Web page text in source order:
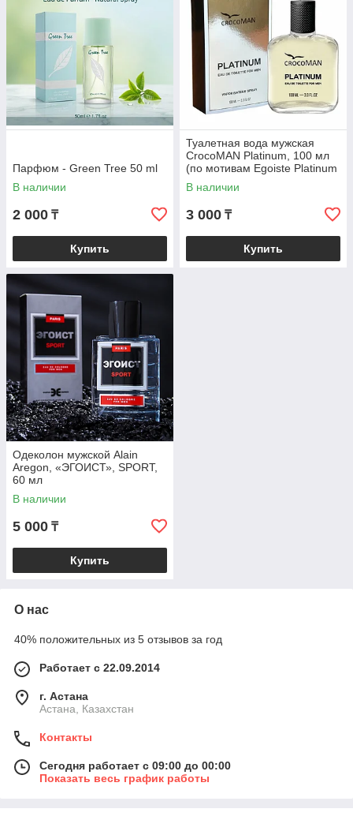
Парфюм - Green Tree 50 ml
В наличии
2 000 ₸
Купить
Туалетная вода мужская
CrocoMAN Platinum, 100 мл
(по мотивам Egoiste Platinum
(Chanel)
В наличии
3 000 ₸
Купить
Одеколон мужской Alain
Aregon, «ЭГОИСТ», SPORT,
60 мл
В наличии
5 000 ₸
Купить
О нас
40% положительных из 5 отзывов за год
Работает с 22.09.2014
г. Астана
Астана, Казахстан
Контакты
Сегодня работает с 09:00 до 00:00
Показать весь график работы